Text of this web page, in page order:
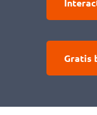
Gratis